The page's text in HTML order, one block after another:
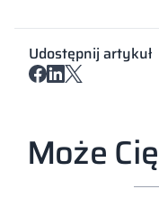
Udostępnij artykuł
Może